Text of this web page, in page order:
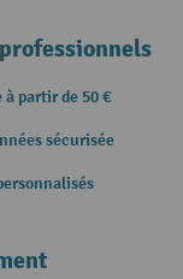
partir de 50 €
sécurisée